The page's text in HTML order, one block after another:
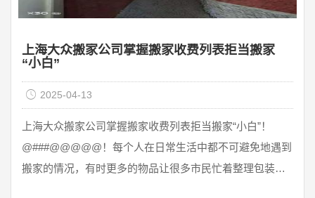
上海大众搬家公司掌握搬家收费列表拒当搬家
“小白”
2025-04-13
上海大众搬家公司掌握搬家收费列表拒当搬家“小白”！
@###@@@@@！每个人在日常生活中都不可避免地遇到
搬家的情况，有时更多的物品让很多市民忙着整理包装，